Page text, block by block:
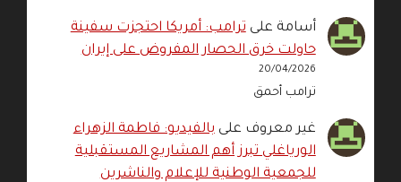
أسامة علىترامب: أمريكا احتجزت سفينة
حاولت خرق الحصار المفروض على إيران
20/04/2026
ترامب أحمق
غير معروف علىبالفيديو: فاطمة الزهراء
الورياغلي تبرز أهم المشاريع المستقبلية
للجمعية الوطنية للإعلام والناشرين